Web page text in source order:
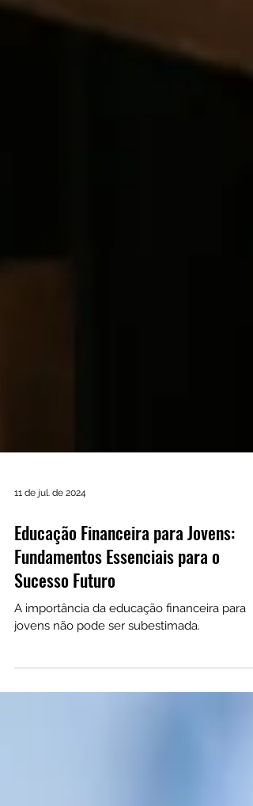
11 de jul. de 2024
Educação Financeira para Jovens:
Fundamentos Essenciais para o
Sucesso Futuro
A importância da educação financeira para